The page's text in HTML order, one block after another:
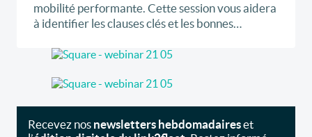
mobilité performante. Cette session vous aidera
à identifier les clauses clés et les bonnes
relations fournisseurs et optimiser vos coûts.
Recevez nos newsletters hebdomadaireset